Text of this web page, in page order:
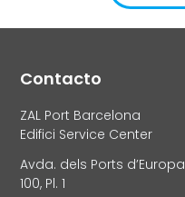
Contacto
ZAL Port Barcelona
Edifici Service Center
Avda. dels Ports d’Europa
100, Pl. 1